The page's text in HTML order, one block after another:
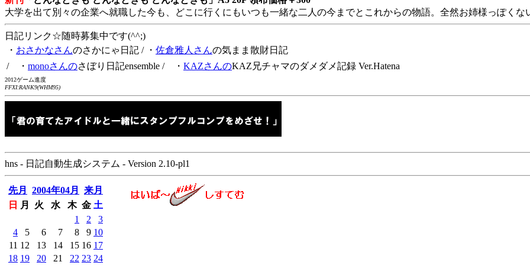
大学を出て別々の企業へ就職した今も、どこに行くにもいつも一緒な二人の今までとこれからの物語。全然お姉様っぽくな
日記リンク☆随時募集中です(^^;)
・ おさかなさんのさかにゃ日記 / ・ 佐倉雅人さんの気まま散財日記
/ ・ monoさんのさぼり日記ensemble / ・ KAZさんのKAZ兄チャマのダメダメ記録 Ver.Hatena
2012ゲーム進度
FFXI:RANK9(WHM95)
hns - 日記自動生成システム - Version 2.10-pl1
先月 2004年04月
来月
日
月 火 水 木 金 土
1
2
3
4
5 6 7 8 9 10
11 12 13 14 15 16 17
18 19 20 21 22 23 24